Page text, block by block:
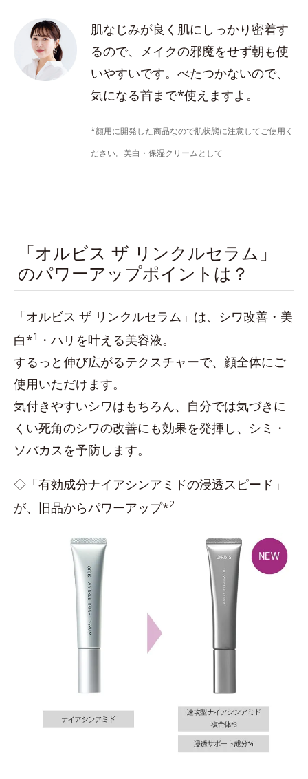
肌なじみが良く肌にしっかり密着す
るので、メイクの邪魔をせず朝も使
いやすいです。べたつかないので、
気になる首まで*使えますよ。
*顔用に開発した商品なので肌状態に注意してご使用く
ださい。美白・保湿クリームとして
「オルビス ザ リンクルセラム」
のパワーアップポイントは？
「オルビス ザ リンクルセラム」は、シワ改善・美
白*1 ・ハリを叶える美容液。
するっと伸び広がるテクスチャーで、顔全体にご
使用いただけます。
気付きやすいシワはもちろん、自分では気づきに
くい死角のシワの改善にも効果を発揮し、シミ・
ソバカスを予防します。
◇「有効成分ナイアシンアミドの浸透スピード」
が、旧品からパワーアップ*2